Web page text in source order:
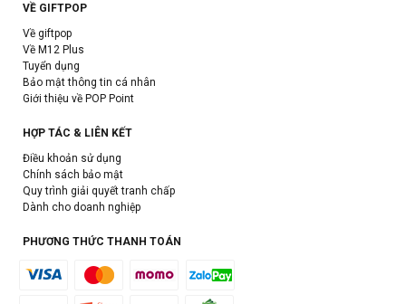
VỀ GIFTPOP
Về giftpop
Về M12 Plus
Tuyển dụng
Bảo mật thông tin cá nhân
Giới thiệu về POP Point
HỢP TÁC & LIÊN KẾT
Điều khoản sử dụng
Chính sách bảo mật
Quy trình giải quyết tranh chấp
Dành cho doanh nghiệp
PHƯƠNG THỨC THANH TOÁN